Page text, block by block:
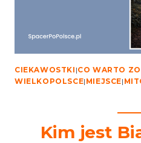
CIEKAWOSTKI |CO WARTO
WIELKOPOLSCE| MIEJSCE|
Kim jest